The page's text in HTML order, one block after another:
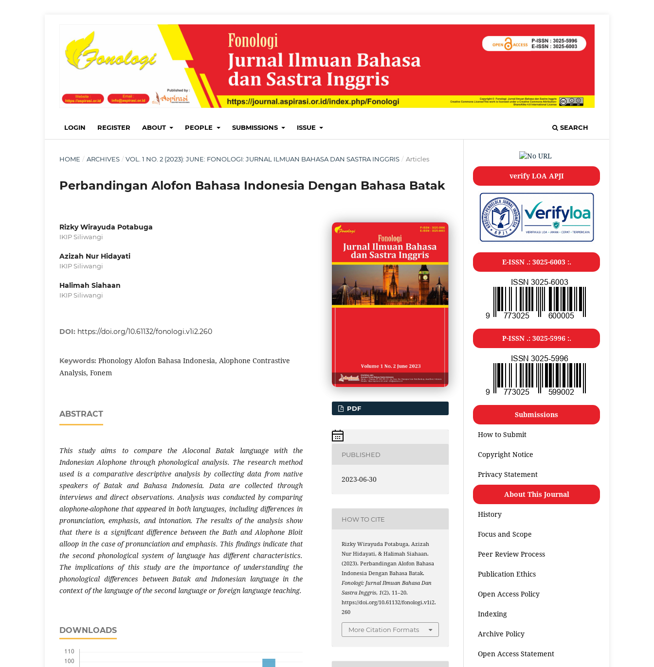
LOGIN REGISTER ABOUT PEOPLE SUBMISSIONS ISSUE SEARCH
HOME / ARCHIVES / VOL. 1 NO. 2 (2023): JUNE: FONOLOGI: JURNAL ILMUAN BAHASA DAN SASTRA INGGRIS / Articles
Perbandingan Alofon Bahasa Indonesia Dengan Bahasa Batak
Rizky Wirayuda Potabuga
IKIP Siliwangi
Azizah Nur Hidayati
IKIP Siliwangi
Halimah Siahaan
IKIP Siliwangi
DOI: https://doi.org/10.61132/fonologi.v1i2.260
Keywords: Phonology Alofon Bahasa Indonesia, Alophone Contrastive
Analysis, Fonem
ABSTRACT
This study aims to compare the Aloconal Batak language with the
Indonesian Alophone through phonological analysis. The research method
used is a comparative descriptive analysis by collecting data from native
speakers of Batak and Bahasa Indonesia. Data are collected through
interviews and direct observations. Analysis was conducted by comparing
alophone-alophone that appeared in both languages, including differences in
pronunciation, emphasis, and intonation. The results of the analysis show
that there is a significant difference between the Bath and Alophone Bloit
alloop in the case of pronunciation and emphasis. This findings indicate that
the second phonological system of language has different characteristics.
The implications of this study are the importance of understanding the
phonological differences between Batak and Indonesian language in the
context of the language of the second language or foreign language teaching.
DOWNLOADS
PDF
PUBLISHED
2023-06-30
HOW TO CITE
Rizky Wirayuda Potabuga, Azizah
Nur Hidayati, & Halimah Siahaan.
(2023). Perbandingan Alofon Bahasa
Indonesia Dengan Bahasa Batak.
Fonologi: Jurnal Ilmuan Bahasa Dan
Sastra Inggris,1(2), 11–20.
https://doi.org/10.61132/fonologi.v1i2.
260
More Citation Formats
verify LOA APJI
E-ISSN .: 3025-6003 :.
P-ISSN .: 3025-5996 :.
Submissions
How to Submit
Copyright Notice
Privacy Statement
About This Journal
History
Focus and Scope
Peer Review Process
Publication Ethics
Open Access Policy
Indexing
Archive Policy
Open Access Statement